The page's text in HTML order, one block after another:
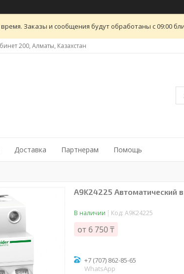
Заказы и сообщения будут обработаны с 09:00
200, Алматы, Казахстан
Доставка Партнерам Помощь
A9K24225 Автоматический
В наличии Код: A9K24225
от 6 750 ₸
+7 (707) 862-85-65
WhatsApp